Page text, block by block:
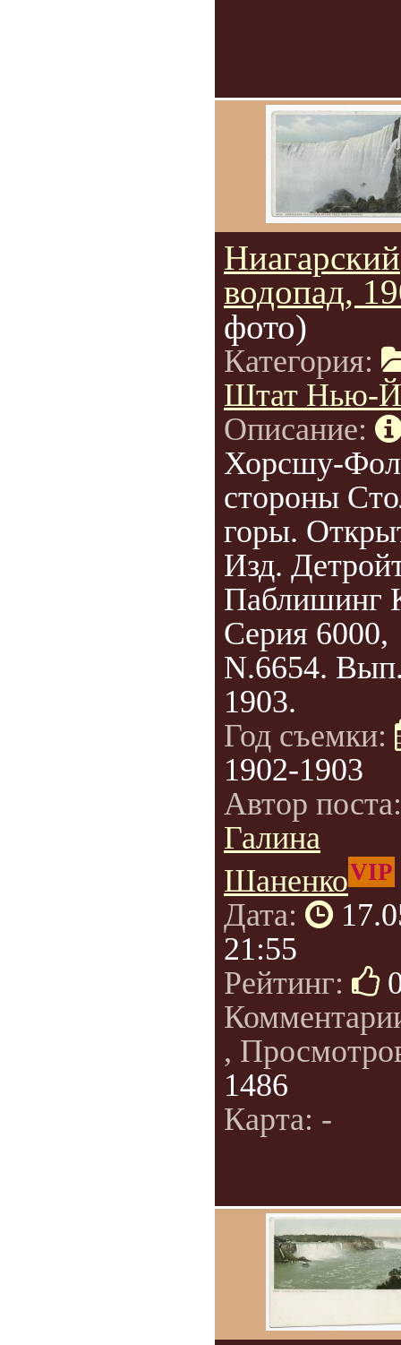
Ниагарский
водопад,
фото)
Категория:
Штат Нью-
Описание:
Хорсшу-
стороны
горы.
Изд.
Паблишинг
Серия 6000,
N.6654.
1903.
Год съемки:
1902-1903
Автор
Галина
ШаненкоVIP
Дата:
21:55
Рейтинг:
,
1486
Карта: -